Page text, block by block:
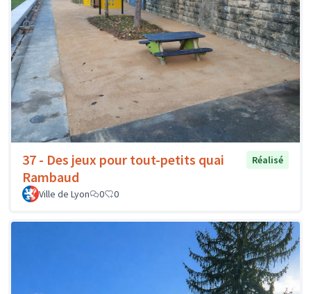
37 - Des jeux pour tout-petits quai
Rambaud
Réalisé
Ville de Lyon 0 0